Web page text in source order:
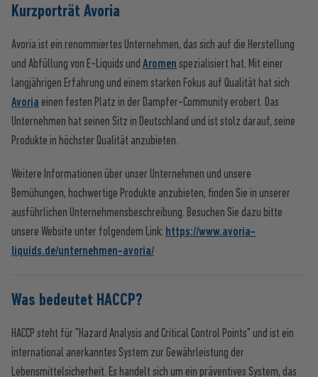
Kurzporträt Avoria
Avoria ist ein renommiertes Unternehmen, das sich auf die Herstellung
und Abfüllung von E-Liquids und Aromen spezialisiert hat. Mit einer
langjährigen Erfahrung und einem starken Fokus auf Qualität hat sich
Avoria einen festen Platz in der Dampfer-Community erobert. Das
Unternehmen hat seinen Sitz in Deutschland und ist stolz darauf, seine
Produkte in höchster Qualität anzubieten.
Weitere Informationen über unser Unternehmen und unsere
Bemühungen, hochwertige Produkte anzubieten, finden Sie in unserer
ausführlichen Unternehmensbeschreibung. Besuchen Sie dazu bitte
unsere Website unter folgendem Link: https://www.avoria-
liquids.de/unternehmen-avoria/
Was bedeutet HACCP?
HACCP steht für "Hazard Analysis and Critical Control Points" und ist ein
international anerkanntes System zur Gewährleistung der
Lebensmittelsicherheit. Es handelt sich um ein präventives System, das